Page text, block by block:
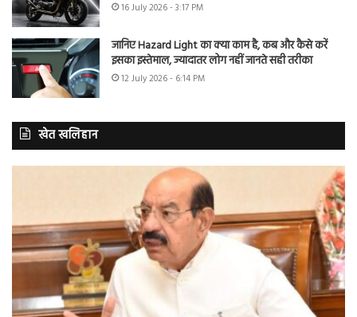
16 July 2026 - 3:17 PM
जानिए Hazard Light का क्या काम है, कब और कैसे करें
इसका इस्तेमाल, ज्यादातर लोग नहीं जानते सही तरीका
12 July 2026 - 6:14 PM
खेत खलिहान